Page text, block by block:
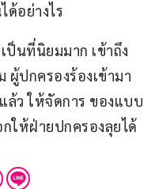
อย่างไร
นที่นิยมมาก เข้าถึง
ผู้ปกครองร้องเข้ามา
ล้ว ให้จัดการ ของแบบ
ให้ฝ่ายปกครองลุยได้